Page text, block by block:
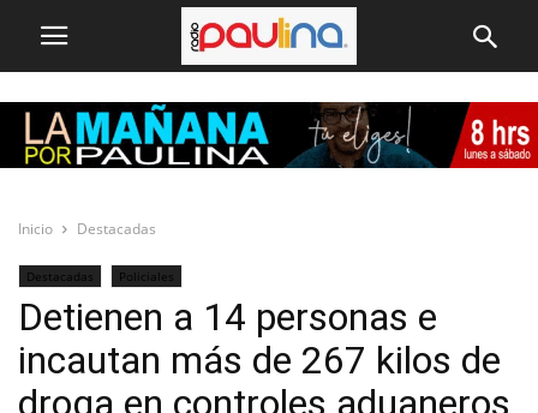
Inicio Destacadas
Destacadas Policiales
Detienen a 14 personas e
incautan más de 267 kilos de
droga en controles aduaneros